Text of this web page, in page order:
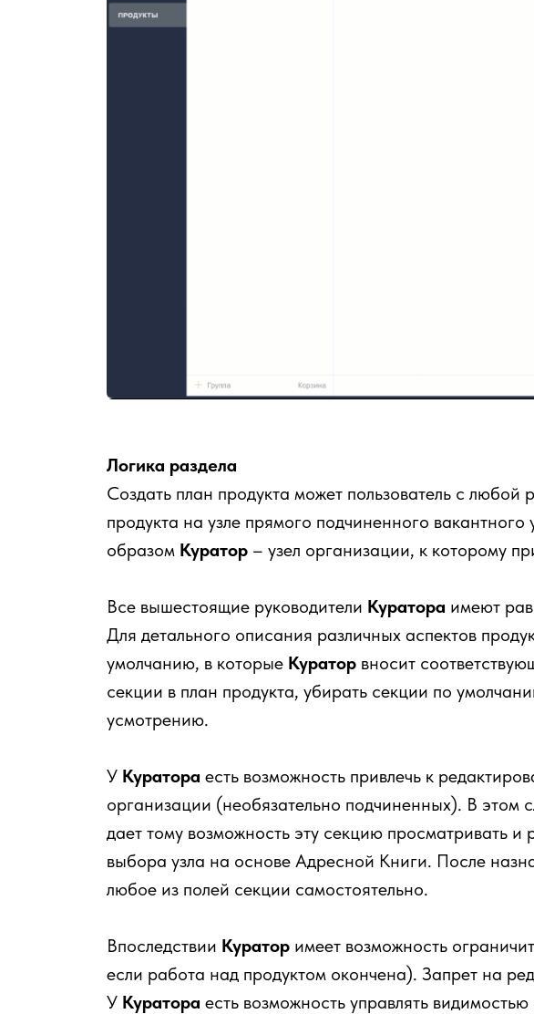
Логика раздела
Создать план продукта может пользователь с любой
продукта на узле прямого подчиненного
образом Куратор – узел организации, к которому
Все вышестоящие руководители Куратора имеют
Для детального описания различных аспектов
умолчанию, в которые Куратор вносит
секции в план продукта, убирать секции по
усмотрению.
У Куратора есть возможность привлечь к
организации (необязательно подчиненных). В этом
дает тому возможность эту секцию просматривать и
выбора узла на основе Адресной Книги. После
любое из полей секции самостоятельно.
Впоследствии Куратор имеет возможность
если работа над продуктом окончена). Запрет на
У Куратора есть возможность управлять